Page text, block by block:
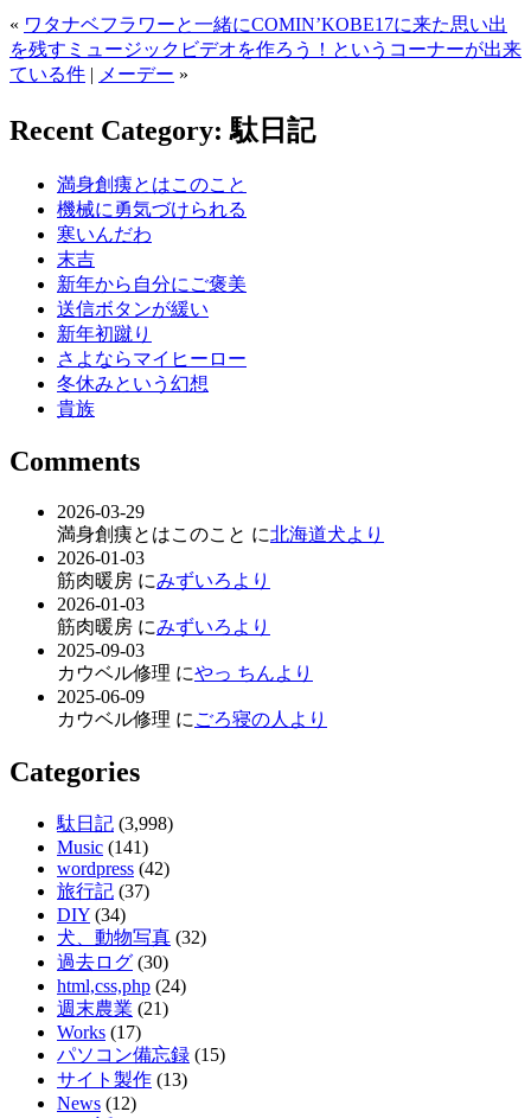
« ワタナベフラワーと一緒にCOMIN’KOBE17に来た思い出
を残すミュージックビデオを作ろう！というコーナーが出来
ている件 | メーデー »
Recent Category: 駄日記
満身創痍とはこのこと
機械に勇気づけられる
寒いんだわ
末吉
新年から自分にご褒美
送信ボタンが緩い
新年初蹴り
さよならマイヒーロー
冬休みという幻想
貴族
Comments
2026-03-29
満身創痍とはこのこと に北海道犬より
2026-01-03
筋肉暖房 にみずいろより
2026-01-03
筋肉暖房 にみずいろより
2025-09-03
カウベル修理 にやっ ちんより
2025-06-09
カウベル修理 に ごろ寝の人より
Categories
駄日記 (3,998)
Music (141)
wordpress (42)
旅行記 (37)
DIY (34)
犬、動物写真 (32)
過去ログ (30)
html,css,php (24)
週末農業 (21)
Works (17)
パソコン備忘録 (15)
サイト製作 (13)
News (12)